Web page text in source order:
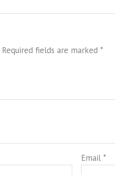
Required fields are marked *
Email*